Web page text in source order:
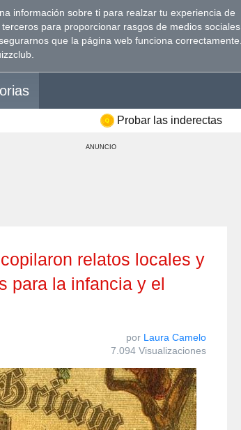
información sobre ti para realzar tu experiencia de
para proporcionar rasgos de medios sociales,
que la página web funciona correctamente.
Probar las inderectas
ANUNCIO
para la infancia y el
por Laura Camelo
7.094 Visualizaciones